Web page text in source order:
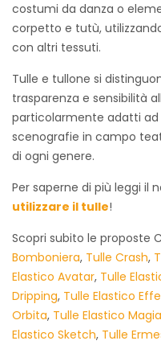
costumi da danza o
corpetto e tutù,
con altri tessuti.
Tulle e tullone si
trasparenza e sensibilità
particolarmente adatti ad
scenografie in campo
di ogni genere.
Per saperne di più leggi il
utilizzare il tulle!
Scopri subito le proposte
Bomboniera, Tulle Crash,
Elastico Avatar, Tulle
Dripping, Tulle Elastico
Orbita, Tulle Elastico Magia
Elastico Sketch, Tulle